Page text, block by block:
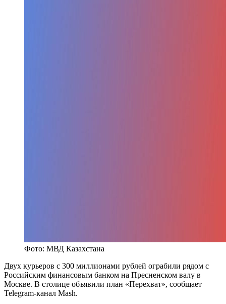
Фото: МВД Казахстана
Двух курьеров с 300 миллионами рублей ограбили рядом с
Российским финансовым банком на Пресненском валу в
Москве. В столице объявили план «Перехват», сообщает
Telegram-канал Mash.